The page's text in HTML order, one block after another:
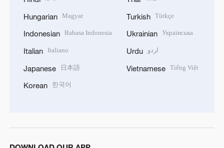
Hungarian Magyar
Indonesian Bahasa Indonesia
Italian Italiano
Japanese 日本語
Korean 한국어
Turkish Türkçe
Ukrainian Українська
Urdu اردو
Vietnamese Tiếng Việt